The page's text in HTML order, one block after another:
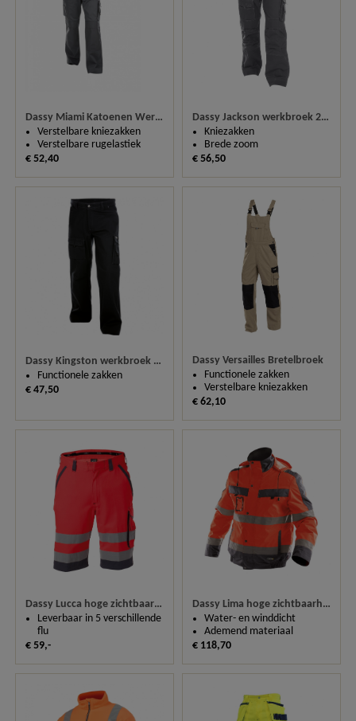
Dassy Miami Katoenen Werkbroek200536 (320 gm²)
Verstelbare kniezakken
Verstelbare rugelastiek
€ 52,40
Dassy Jackson werkbroek 200596
Kniezakken
Brede zoom
€ 56,50
Dassy Kingston werkbroek 200622
Functionele zakken
€ 47,50
Dassy Versailles Bretelbroek
Functionele zakken
Verstelbare kniezakken
€ 62,10
Dassy Lucca hoge zichtbaarheidswerkshort 250059
Leverbaar in 5 verschillende
flu
€ 59,-
Dassy Lima hoge zichtbaarheids winterjas 500120
Water- en winddicht
Ademend materiaal
€ 118,70